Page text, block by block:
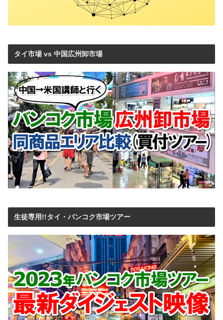
タイ市場 vs 中国広州卸市場
生徒専用!!タイ・バンコク市場ツアー